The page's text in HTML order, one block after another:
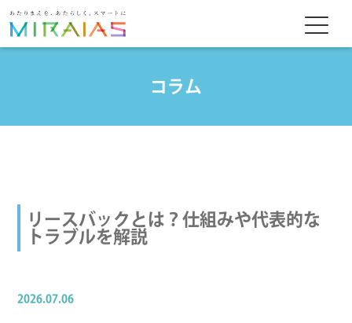
コラム
リースバックとは？仕組みや代表的な
トラブルを解説
2026.07.06